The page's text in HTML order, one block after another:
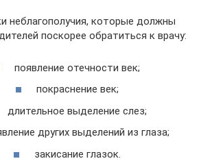
неблагополучия, которые должны
поскорее обратиться к врачу:
появление отечности век;
покраснение век;
длительное выделение слез;
других выделений из глаза;
закисание глазок.